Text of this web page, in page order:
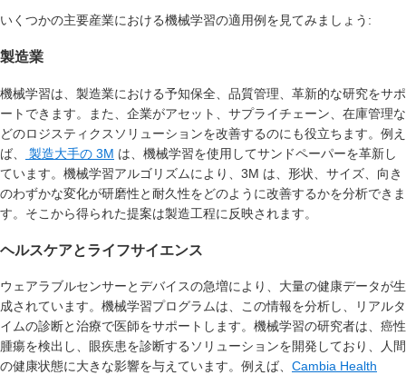
いくつかの主要産業における機械学習の適用例を見てみましょう:
製造業
機械学習は、製造業における予知保全、品質管理、革新的な研究をサポ
ートできます。また、企業がアセット、サプライチェーン、在庫管理な
どのロジスティクスソリューションを改善するのにも役立ちます。例え
ば、
製造大手の 3M は、機械学習を使用してサンドペーパーを革新し
ています。機械学習アルゴリズムにより、3M は、形状、サイズ、向き
のわずかな変化が研磨性と耐久性をどのように改善するかを分析できま
す。そこから得られた提案は製造工程に反映されます。
ヘルスケアとライフサイエンス
ウェアラブルセンサーとデバイスの急増により、大量の健康データが生
成されています。機械学習プログラムは、この情報を分析し、リアルタ
イムの診断と治療で医師をサポートします。機械学習の研究者は、癌性
腫瘍を検出し、眼疾患を診断するソリューションを開発しており、人間
の健康状態に大きな影響を与えています。例えば、 Cambia Health